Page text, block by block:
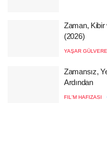
Zaman, Kibir
(2026)
YAŞAR
Zamansız,
Ardından
FIL'M HAFIZASI